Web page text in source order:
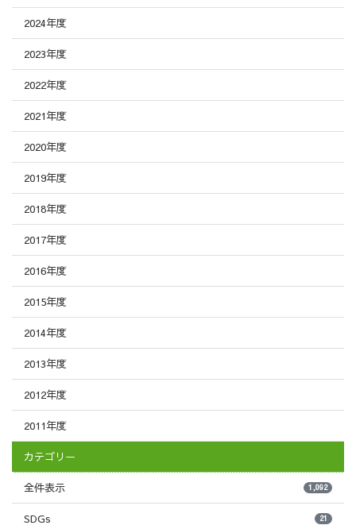
2024年度
2023年度
2022年度
2021年度
2020年度
2019年度
2018年度
2017年度
2016年度
2015年度
2014年度
2013年度
2012年度
2011年度
カテゴリー
全件表示 1,092
SDGs 21